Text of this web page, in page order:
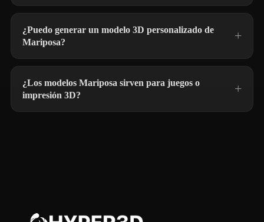
¿Puedo generar un modelo 3D personalizado de
Mariposa?
¿Los modelos Mariposa sirven para juegos o
impresión 3D?